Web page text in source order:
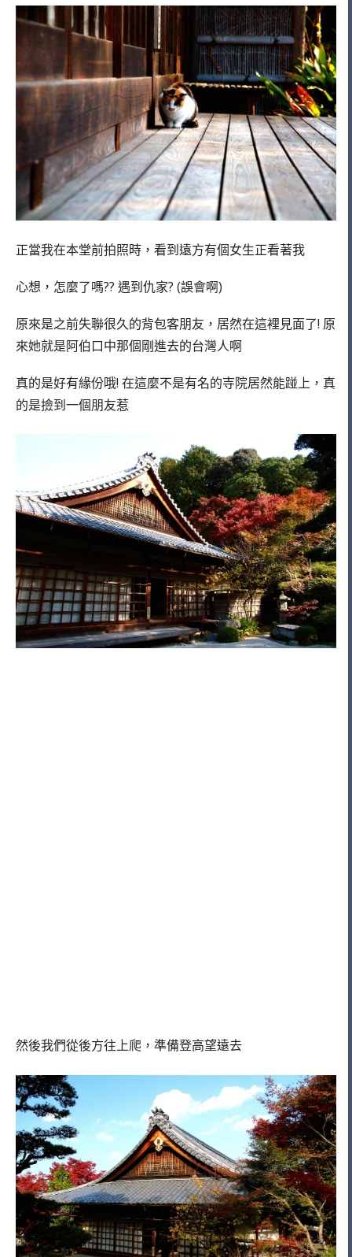
正當我在本堂前拍照時，看到遠方有個女生正看著我
心想，怎麼了嗎?? 遇到仇家? (誤會啊)
原來是之前失聯很久的背包客朋友，居然在這裡見面了! 原
來她就是阿伯口中那個剛進去的台灣人啊
真的是好有緣份哦! 在這麼不是有名的寺院居然能踫上，真
的是撿到一個朋友惹
然後我們從後方往上爬，準備登高望遠去